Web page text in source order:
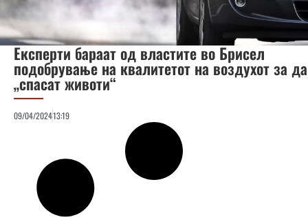
Експерти бараат од властите во Брисел
подобрување на квалитетот на воздухот за да
„спасат животи“
09/04/202413:19